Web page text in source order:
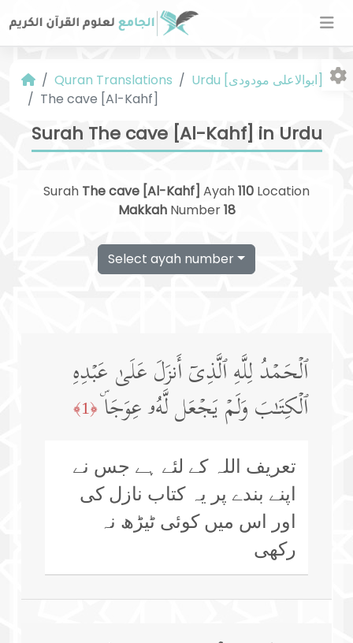
Quran Translations
Urdu [ابوالاعلی مودودی]
The cave [Al-Kahf]
Surah The cave [Al-Kahf] in Urdu
Surah The cave [Al-Kahf] Ayah110 Location
MakkahNumber18
Select ayah number
ٱلۡحَمۡدُ لِلَّهِ ٱلَّذِیۤ أَنزَلَ عَلَىٰ عَبۡدِهِ
ٱلۡكِتَـٰبَ وَلَمۡ یَجۡعَل لَّهُۥ عِوَجَاۜ ﴿1﴾
تعریف اللہ کے لئے ہے جس نے
اپنے بندے پر یہ کتاب نازل کی
اور اس میں کوئی ٹیڑھ نہ
رکھی